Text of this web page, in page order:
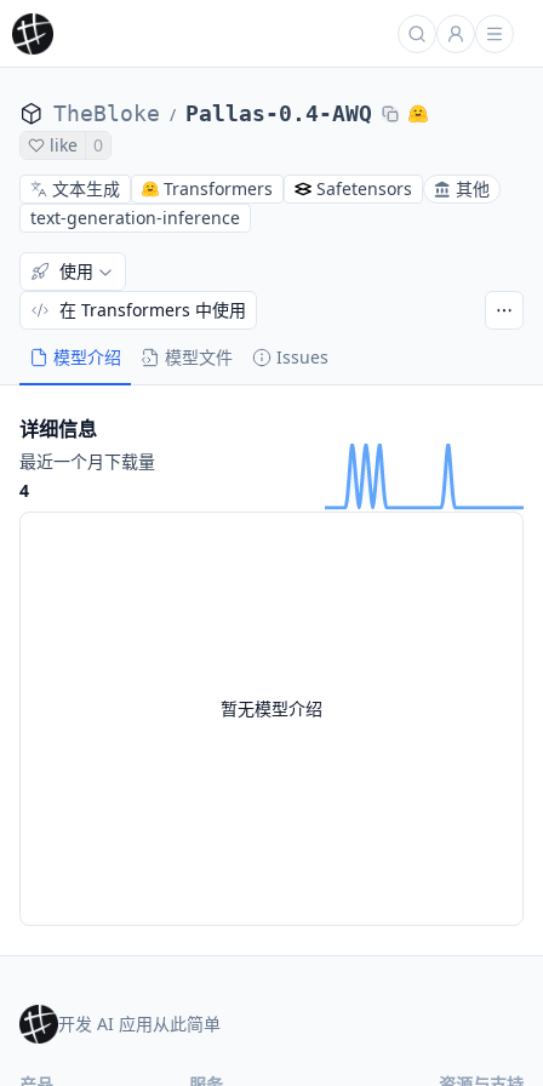
TheBloke / Pallas-0.4-AWQ
like
0
文本生成
Transformers Safetensors
其他
text-generation-inference
模型介绍 模型文件 Issues
使用
在 Transformers 中使用
暂无模型介绍
详细信息
最近一个月下载量
4
开发 AI 应用从此简单